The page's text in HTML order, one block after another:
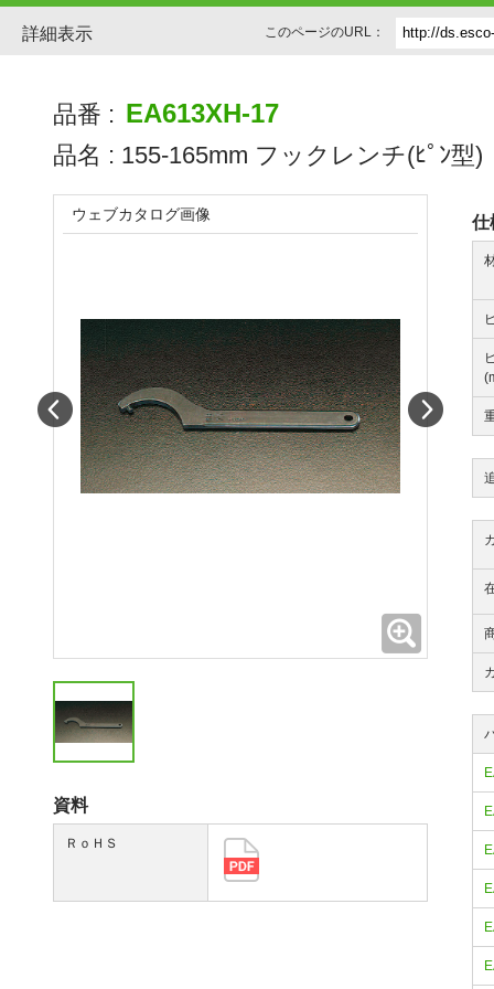
詳細表示 このページのURL：
品番 : EA613XH-17
品名 : 155-165mm フックレンチ(ﾋﾟﾝ型)
仕
ウェブカタログ画像
Prev
資料
ＲｏＨＳ